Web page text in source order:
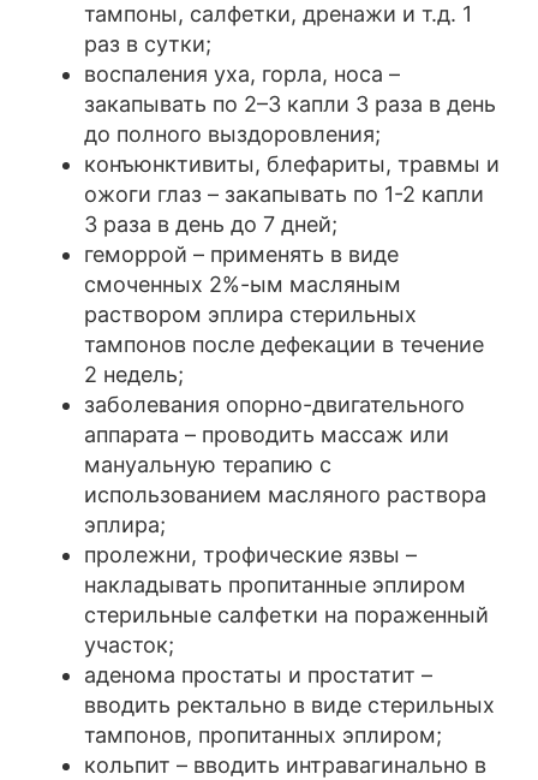
тампоны, салфетки, дренажи и т.д. 1
раз в сутки;
воспаления уха, горла, носа –
закапывать по 2–3 капли 3 раза в день
до полного выздоровления;
конъюнктивиты, блефариты, травмы и
ожоги глаз – закапывать по 1-2 капли
3 раза в день до 7 дней;
геморрой – применять в виде
смоченных 2%-ым масляным
раствором эплира стерильных
тампонов после дефекации в течение
2 недель;
заболевания опорно-двигательного
аппарата – проводить массаж или
мануальную терапию с
использованием масляного раствора
эплира;
пролежни, трофические язвы –
накладывать пропитанные эплиром
стерильные салфетки на пораженный
участок;
аденома простаты и простатит –
вводить ректально в виде стерильных
тампонов, пропитанных эплиром;
кольпит – вводить интравагинально в